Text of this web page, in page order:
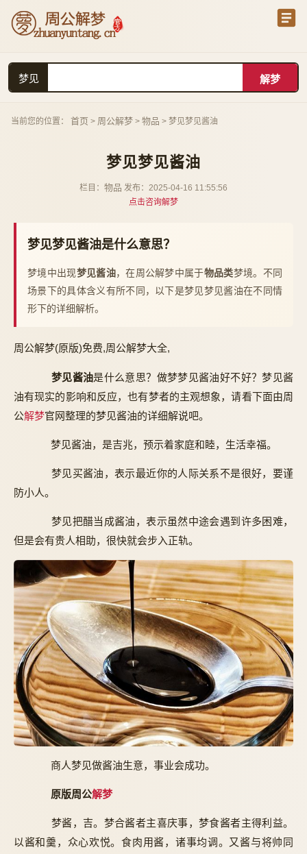
梦见
当前您的位置： 首页 > 周公解梦 > 物品 > 梦见梦见酱油
梦见梦见酱油
栏目： 物品 发布：2025-04-16 11:55:56
点击咨询解梦
梦见梦见酱油是什么意思？
梦境中出现梦见酱油，在周公解梦中属于物品类梦境。不同
场景下的具体含义有所不同，以下是梦见梦见酱油在不同情
形下的详细解析。
周公解梦(原版)免费,周公解梦大全,
梦见酱油是什么意思？做梦梦见酱油好不好？梦见酱
油有现实的影响和反应，也有梦者的主观想象，请看下面由周
公解梦官网整理的梦见酱油的详细解说吧。
梦见酱油，是吉兆，预示着家庭和睦，生活幸福。
梦见买酱油，表示最近你的人际关系不是很好，要谨
防小人。
梦见把醋当成酱油，表示虽然中途会遇到许多困难，
但是会有贵人相助，很快就会步入正轨。
商人梦见做酱油生意，事业会成功。
原版周公解梦
梦酱，吉。梦合酱者主喜庆事，梦食酱者主得利益。
以酱和羹，众心欢悦。食肉用酱，诸事均调。又酱与将帅同